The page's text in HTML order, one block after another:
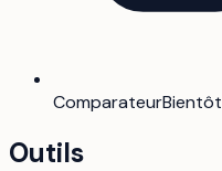
ComparateurBientôt
Outils